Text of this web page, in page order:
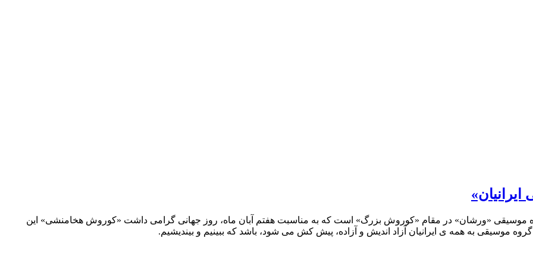
موسیقی «ورشان» در مقام «کوروش بزرگ» است که به مناسبت هفتم آبان ماه، روز جهانی گرامی داشت «کوروش هخامنشی» این
موسیقی به همه ی ایرانیان آزاد اندیش و آزاده، پیش کش می شود، باشد که ببینیم و بیندیشیم.